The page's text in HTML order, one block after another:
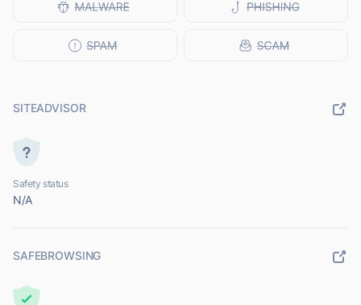
SITEADVISOR
Safety status
N/A
SAFEBROWSING